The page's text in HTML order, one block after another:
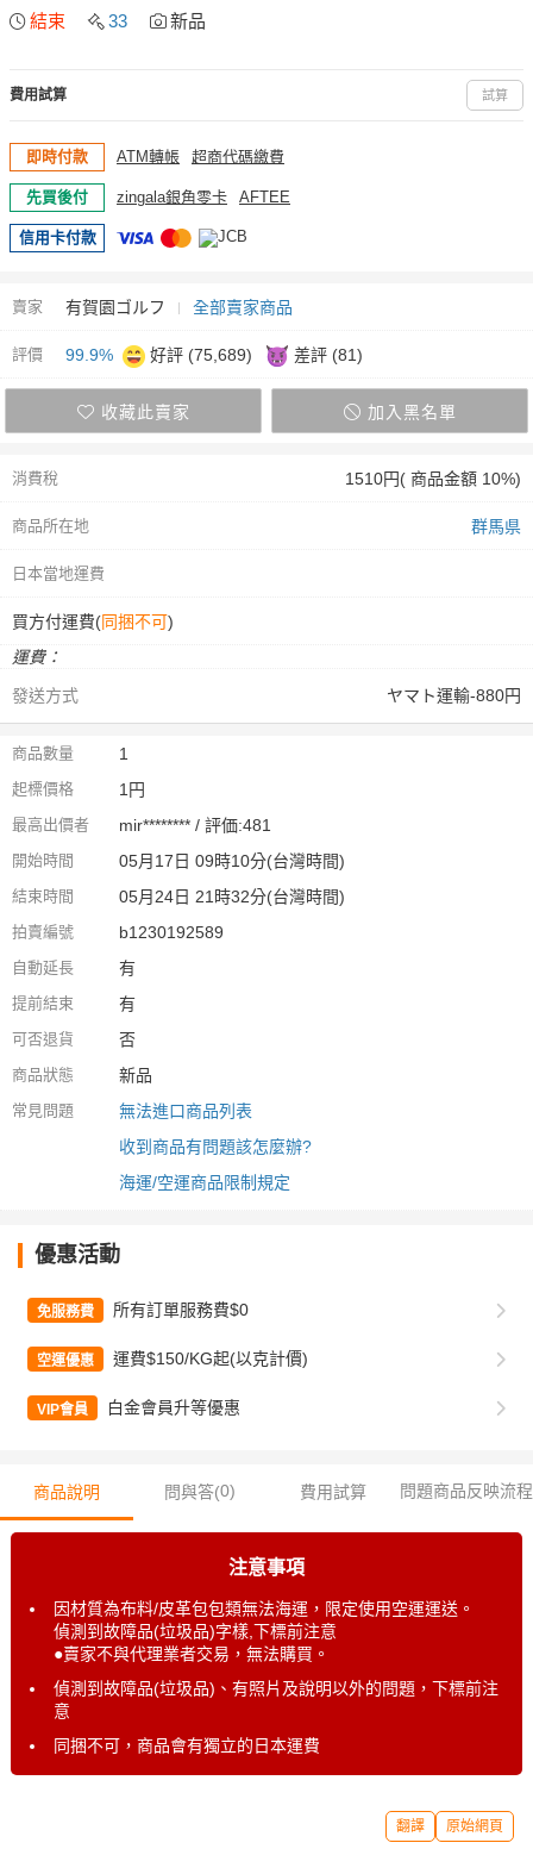
結束 33 新品
費用試算 試算
即時付款 ATM轉帳 超商代碼繳費
先買後付 zingala銀角零卡 AFTEE
信用卡付款
賣家 有賀園ゴルフ 全部賣家商品
評價 99.9% 好評 (75,689) 差評 (81)
收藏此賣家 加入黑名單
消費稅 1510円( 商品金額 10%)
商品所在地 群馬県
日本當地運費
買方付運費(同捆不可)
運費：
發送方式
ヤマト運輸-880円
商品數量 1
起標價格 1円
最高出價者 mir******** / 評価:481
開始時間 05月17日 09時10分(台灣時間)
結束時間 05月24日 21時32分(台灣時間)
拍賣編號 b1230192589
自動延長 有
提前結束 有
可否退貨 否
商品狀態 新品
常見問題
無法進口商品列表
收到商品有問題該怎麼辦?
海運/空運商品限制規定
優惠活動
免服務費 所有訂單服務費$0
空運優惠 運費$150/KG起(以克計價)
VIP會員 白金會員升等優惠
商品說明 問與答(0) 費用試算 問題商品反映流程
注意事項
因材質為布料/皮革包包類無法海運，限定使用空運運送。
偵測到故障品(垃圾品)字樣,下標前注意
●賣家不與代理業者交易，無法購買。
偵測到故障品(垃圾品)、有照片及說明以外的問題，下標前注
意
同捆不可，商品會有獨立的日本運費
翻譯 原始網頁